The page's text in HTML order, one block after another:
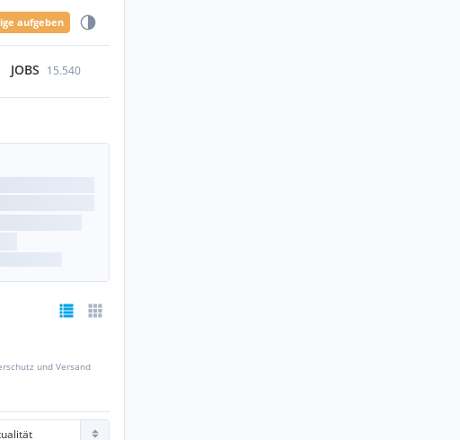
aufgeben
JOBS 15.540
und Versand